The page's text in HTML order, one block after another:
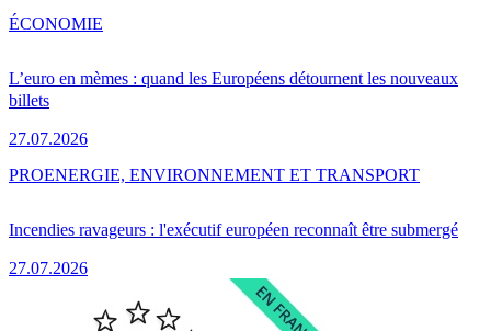
L’euro en mèmes : quand les Européens détournent les nouveaux
billets
27.07.2026
ÉCONOMIE
Incendies ravageurs : l'exécutif européen reconnaît être submergé
27.07.2026
PROENERGIE, ENVIRONNEMENT ET TRANSPORT